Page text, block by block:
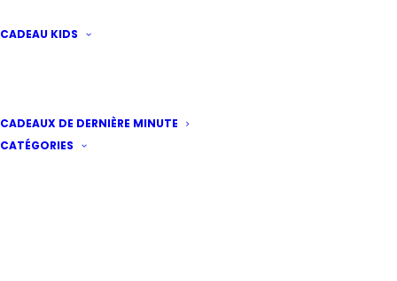
CADEAU KIDS
CADEAUX DE DERNIÈRE MINUTE
CATÉGORIES